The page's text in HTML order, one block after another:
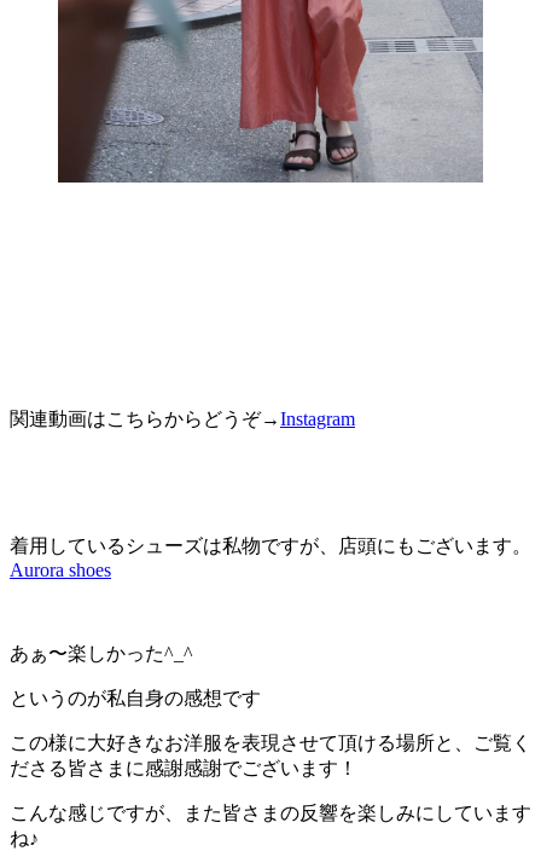
関連動画はこちらからどうぞ→Instagram
着用しているシューズは私物ですが、店頭にもございます。
Aurora shoes
あぁ〜楽しかった^_^
というのが私自身の感想です
この様に大好きなお洋服を表現させて頂ける場所と、ご覧く
ださる皆さまに感謝感謝でございます！
こんな感じですが、また皆さまの反響を楽しみにしています
ね♪